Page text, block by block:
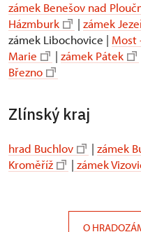
zámek Benešov nad
Házmburk
| zámek
zámek Libochovice | Most
Marie
| zámek Pátek
Březno
Zlínský kraj
hrad Buchlov | zámek
Kroměříž
| zámek
O